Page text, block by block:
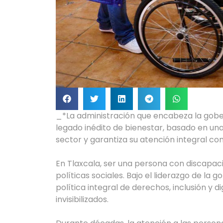
_*La administración que encabeza la
legado inédito de bienestar, basado en
sector y garantiza su atención integral
En Tlaxcala, ser una persona con
políticas sociales. Bajo el liderazgo de la
política integral de derechos, inclusión y
invisibilizados.